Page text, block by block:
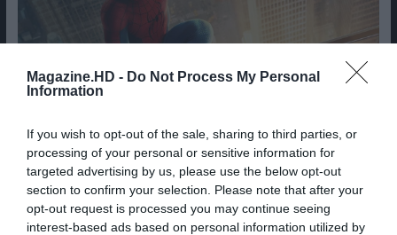
Magazine.HD - Do Not Process My Personal
Information
If you wish to opt-out of the sale, sharing to third parties, or
processing of your personal or sensitive information for
targeted advertising by us, please use the below opt-out
section to confirm your selection. Please note that after your
opt-out request is processed you may continue seeing
interest-based ads based on personal information utilized by